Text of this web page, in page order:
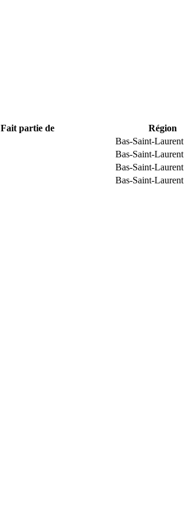
Fait partie de Région
Bas-Saint-Laurent
Bas-Saint-Laurent
Bas-Saint-Laurent
Bas-Saint-Laurent